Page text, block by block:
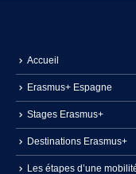
Accueil
Erasmus+ Espagne
Stages Erasmus+
Destinations Erasmus+
Les étapes d’une